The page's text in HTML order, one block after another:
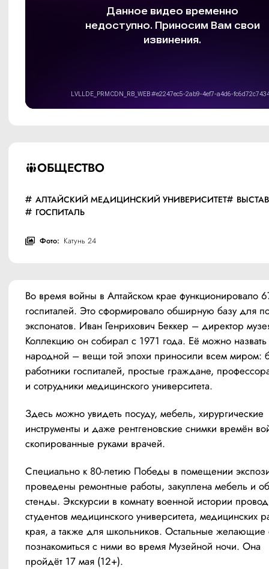
ОБЩЕСТВО
АЛТАЙСКИЙ МЕДИЦИНСКИЙ УНИВЕРИСИТЕТ
ГОСПИТАЛЬ
Фото: Катунь 24
Во время войны в Алтайском крае функционировало
госпиталей. Это сформировало обширную базу для
экспонатов. Иван Генрихович Беккер – директор
Коллекцию он собирал с 1971 года. Её можно назвать
народной – вещи той эпохи приносили всем миром:
работники госпиталей, простые граждане,
и сотрудники медицинского университета.
Здесь можно увидеть посуду, мебель, хирургические
инструменты и даже рентгеновские снимки времён
скопированные руками врачей.
Специально к 80-летию Победы в помещении
проведены ремонтные работы, закуплена мебель и
стенды. Экскурсии в комнату военной истории
студентов медицинского университета, медицинских
края, а также для школьников. Остальные желающие
познакомиться с ними во время Музейной ночи. Она
пройдёт 17 мая (12+).